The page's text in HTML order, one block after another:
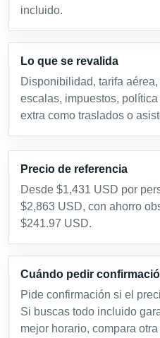
incluido.
Lo que se revalida
Disponibilidad, tarifa
escalas, impuestos,
extra como traslados o
Precio de referencia
Desde $1,431 USD por
$2,863 USD, con ahorro
$241.97 USD.
Cuándo pedir
Pide confirmación si el
Si buscas todo incluido
mejor horario, compara